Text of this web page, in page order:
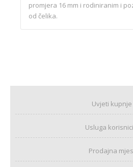
promjera 16 mm i rodiniranim i
od čelika.
Uvjeti kupnje
Usluga
Prodajna